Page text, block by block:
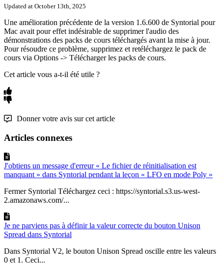
Updated at October 13th, 2025
Une amélioration précédente de la version 1 .6.600 de Syntorial pour
Mac avait pour effet indésirable de supprimer l'audio des
démonstrations des packs de cours téléchargés avant la mise à jour.
Pour résoudre ce problème, supprimez et retéléchargez le pack de
cours via Options -> Télécharger les packs de cours.
Cet article vous a-t-il été utile ?
Donner votre avis sur cet article
Articles connexes
J'obtiens un message d'erreur « Le fichier de réinitialisation est
manquant » dans Syntorial pendant la leçon « LFO en mode Poly »
Fermer Syntorial Téléchargez ceci : https://syntorial.s3.us-west-
2.amazonaws.com/...
Je ne parviens pas à définir la valeur correcte du bouton Unison
Spread dans Syntorial
Dans Syntorial V2, le bouton Unison Spread oscille entre les valeurs
0 et 1. Ceci...